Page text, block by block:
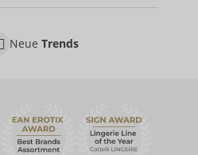
Neue Trends